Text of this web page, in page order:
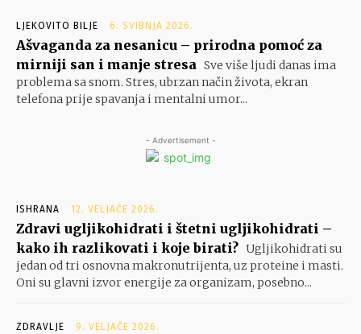
LJEKOVITO BILJE 6. SVIBNJA 2026.
Ašvaganda za nesanicu – prirodna pomoć za
mirniji san i manje stresa Sve više ljudi danas ima
problema sa snom. Stres, ubrzan način života, ekran
telefona prije spavanja i mentalni umor...
- Advertisement -
ISHRANA 12. VELJAČE 2026.
Zdravi ugljikohidrati i štetni ugljikohidrati –
kako ih razlikovati i koje birati? Ugljikohidrati su
jedan od tri osnovna makronutrijenta, uz proteine i masti.
Oni su glavni izvor energije za organizam, posebno...
ZDRAVLJE 9. VELJAČE 2026.